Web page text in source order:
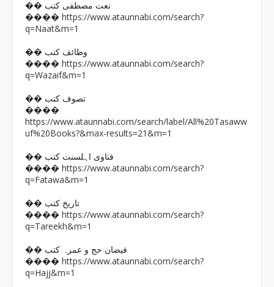
�� نعت مصطفی کتب
���� https://www.ataunnabi.com/search?
q=Naat&m=1
�� وظائف کتب
���� https://www.ataunnabi.com/search?
q=Wazaif&m=1
�� تصوف کتب
����
https://www.ataunnabi.com/search/label/All%20Tasaww
uf%20Books?&max-results=21&m=1
�� فتاوی اہلسنت کتب
���� https://www.ataunnabi.com/search?
q=Fatawa&m=1
�� تاریخ کتب
���� https://www.ataunnabi.com/search?
q=Tareekh&m=1
�� فیضان حج و عمرہ کتب
���� https://www.ataunnabi.com/search?
q=Hajj&m=1